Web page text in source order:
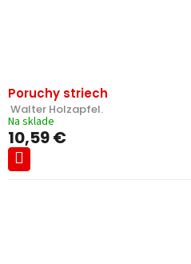
Poruchy striech
Walter Holzapfel.
Na sklade
10,59 €